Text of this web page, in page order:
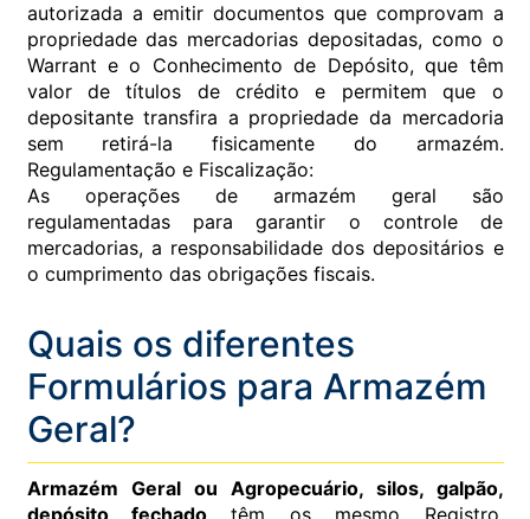
autorizada a emitir documentos que comprovam a
propriedade das mercadorias depositadas, como o
Warrant e o Conhecimento de Depósito, que têm
valor de títulos de crédito e permitem que o
depositante transfira a propriedade da mercadoria
sem retirá-la fisicamente do armazém.
Regulamentação e Fiscalização:
As operações de armazém geral são
regulamentadas para garantir o controle de
mercadorias, a responsabilidade dos depositários e
o cumprimento das obrigações fiscais.
Quais os diferentes
Formulários para Armazém
Geral?
Armazém Geral ou Agropecuário, silos, galpão,
depósito fechadotêm os mesmo Registro,